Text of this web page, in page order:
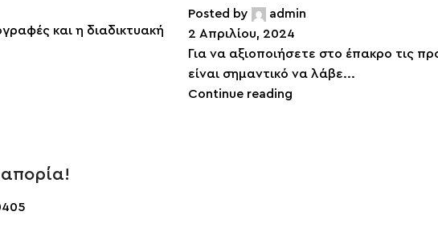
και η διαδικτυακή
Posted by
admin
2 Απριλίου, 2024
Για να αξιοποιήσετε στο έπακρο τις
είναι σημαντικό να λάβε...
Continue reading